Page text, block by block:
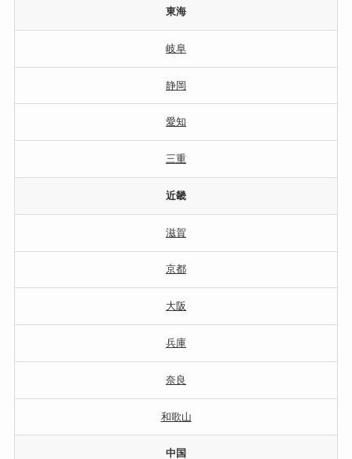
東海
岐阜
静岡
愛知
三重
近畿
滋賀
京都
大阪
兵庫
奈良
和歌山
中国